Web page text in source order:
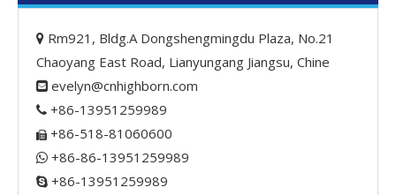
 Rm921, Bldg.A Dongshengmingdu Plaza, No.21
Chaoyang East Road, Lianyungang Jiangsu, Chine
 evelyn@cnhighborn.com
 +86-13951259989
 +86-518-81060600
 +86-86-13951259989
 +86-13951259989